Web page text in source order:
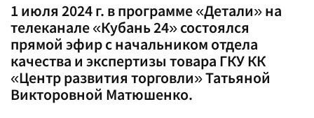
1 июля 2024 г. в программе «Детали» на
телеканале «Кубань 24» состоялся
прямой эфир с начальником отдела
качества и экспертизы товара ГКУ КК
«Центр развития торговли» Татьяной
Викторовной Матюшенко.